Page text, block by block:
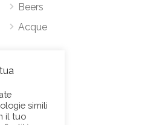
Beers
Acque
Roma
simili
il tuo